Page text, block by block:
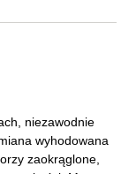
niezawodnie
wyhodowana
zaokrąglone,